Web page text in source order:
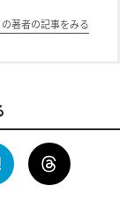
の著者の記事をみる